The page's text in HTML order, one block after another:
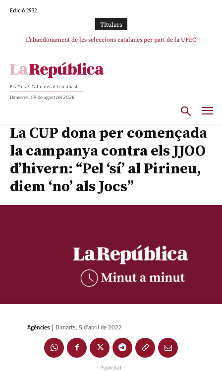
Edició 2932
TItulars
L’abandonament de les seleccions catalanes per part de la UFEC
TV3 perd el lideratge després de 23 mesos: Una deriva sense continguts i en
Els Països Catalans al teu abast
Dimecres, 05 de agost del 2026
La CUP dona per començada
la campanya contra els JJOO
d’hivern: “Pel ‘sí’ al Pirineu,
diem ‘no’ als Jocs”
Agències | Dimarts, 5 d'abril de 2022
- Publicitat -